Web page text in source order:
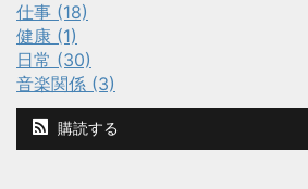
仕事 (18)
健康 (1)
日常 (30)
音楽関係 (3)
購読する